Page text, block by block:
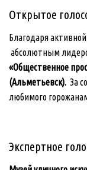
Открытое
Благодаря
абсолютным
«Общественное
(Альметьевск). За
любимого
Экспертное